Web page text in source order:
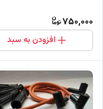
750,000
افزودن به سبد